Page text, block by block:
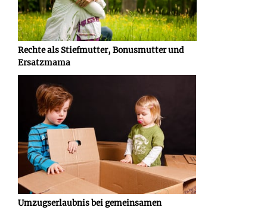
Rechte als Stiefmutter, Bonusmutter und
Ersatzmama
Umzugserlaubnis bei gemeinsamen